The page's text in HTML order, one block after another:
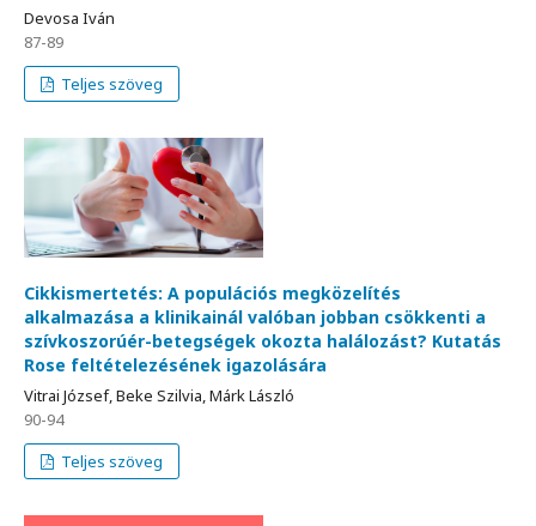
Devosa Iván
87-89
Teljes szöveg
Cikkismertetés: A populációs megközelítés
alkalmazása a klinikainál valóban jobban csökkenti a
szívkoszorúér-betegségek okozta halálozást? Kutatás
Rose feltételezésének igazolására
Vitrai József, Beke Szilvia, Márk László
90-94
Teljes szöveg